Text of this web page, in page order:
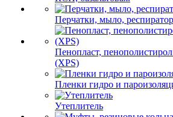
Перчатки, мыло,
Пенопласт,
(XPS)
Пленки гидро и
Утеплитель